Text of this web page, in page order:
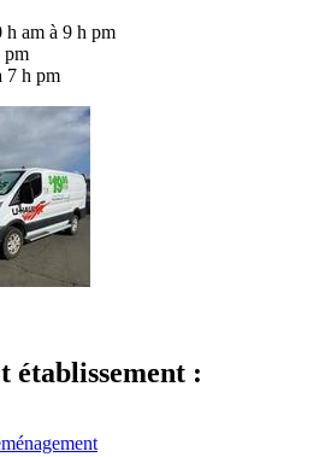
h am à 9 h pm
pm
7 h pm
établissement :